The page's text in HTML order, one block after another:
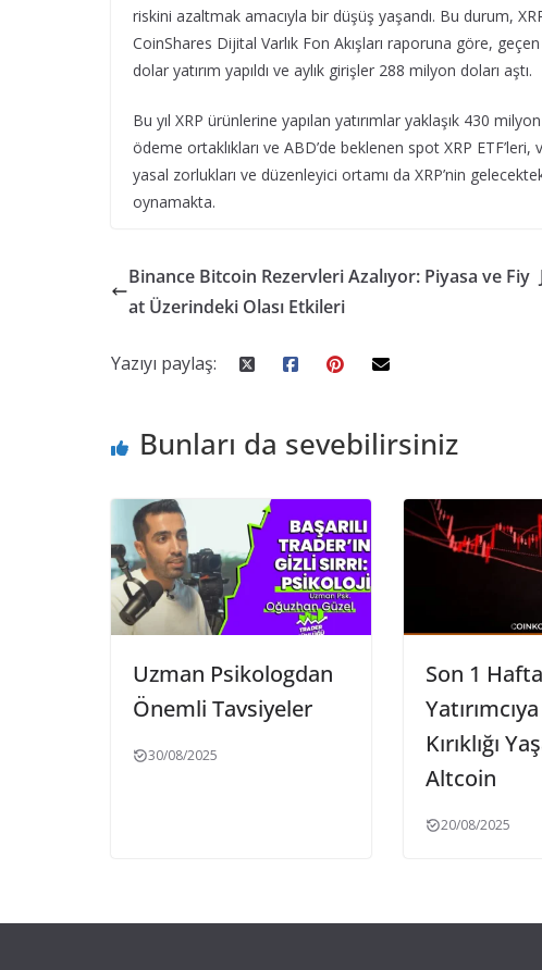
riskini azaltmak amacıyla bir düşüş yaşandı. Bu durum,
CoinShares Dijital Varlık Fon Akışları raporuna göre,
dolar yatırım yapıldı ve aylık girişler 288 milyon doları aştı.
Bu yıl XRP ürünlerine yapılan yatırımlar yaklaşık 430
ödeme ortaklıkları ve ABD’de beklenen spot XRP ETF’leri,
yasal zorlukları ve düzenleyici ortamı da XRP’nin
oynamakta.
Binance Bitcoin Rezervleri Azalıyor: Piyasa ve Fiy
at Üzerindeki Olası Etkileri
Yazıyı paylaş:
Bunları da sevebilirsiniz
Uzman Psikologdan
Önemli Tavsiyeler
30/08/2025
Son 1
Kırıklığı
Altcoin
20/08/2025